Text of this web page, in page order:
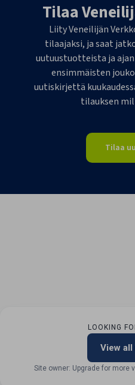
Tilaa
Liity Veneilijän
tilaajaksi, ja saat
uutuustuotteista ja
ensimmäisten
uutiskirjettä
tilauksen
Tilaa
LOOKING
View
Site owner: Upgrade for more